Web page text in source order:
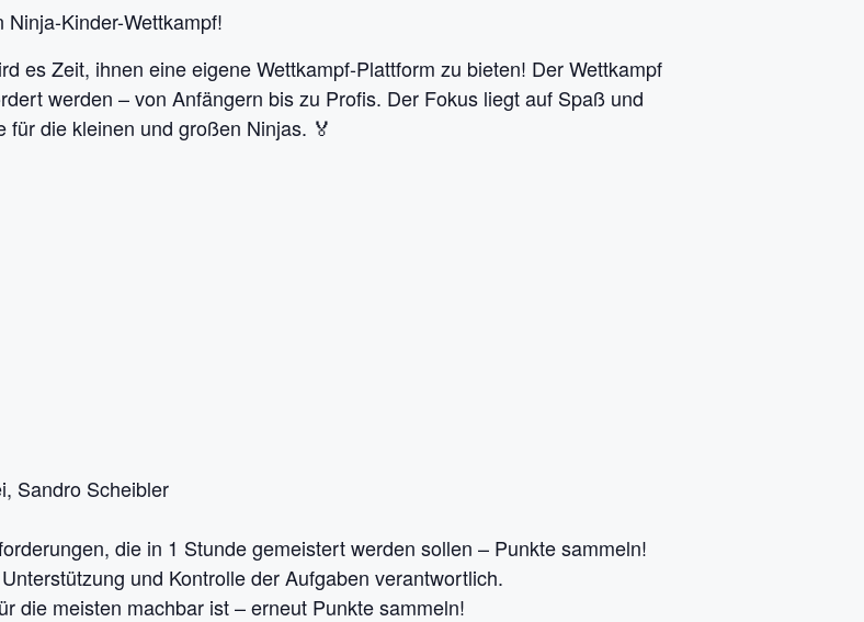
Kinder-Wettkampf!
es Zeit, ihnen eine eigene Wettkampf-Plattform zu bieten! Der Wettkampf
werden – von Anfängern bis zu Profis. Der Fokus liegt auf Spaß und
die kleinen und großen Ninjas. 🏅
Sandro Scheibler
die in 1 Stunde gemeistert werden sollen – Punkte sammeln!
und Kontrolle der Aufgaben verantwortlich.
die meisten machbar ist – erneut Punkte sammeln!